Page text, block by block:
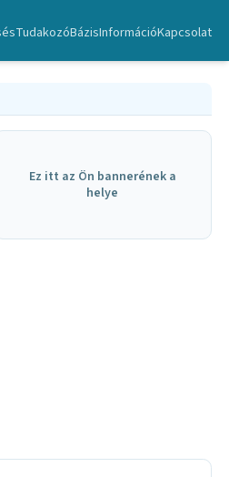
TudakozóBázisInformációKapcsolat
Ez itt az Ön bannerének a
helye